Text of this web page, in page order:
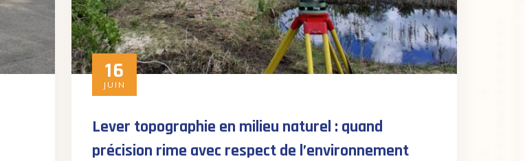
16
JUIN
Lever topographie en milieu naturel : quand
précision rime avec respect de l’environnement